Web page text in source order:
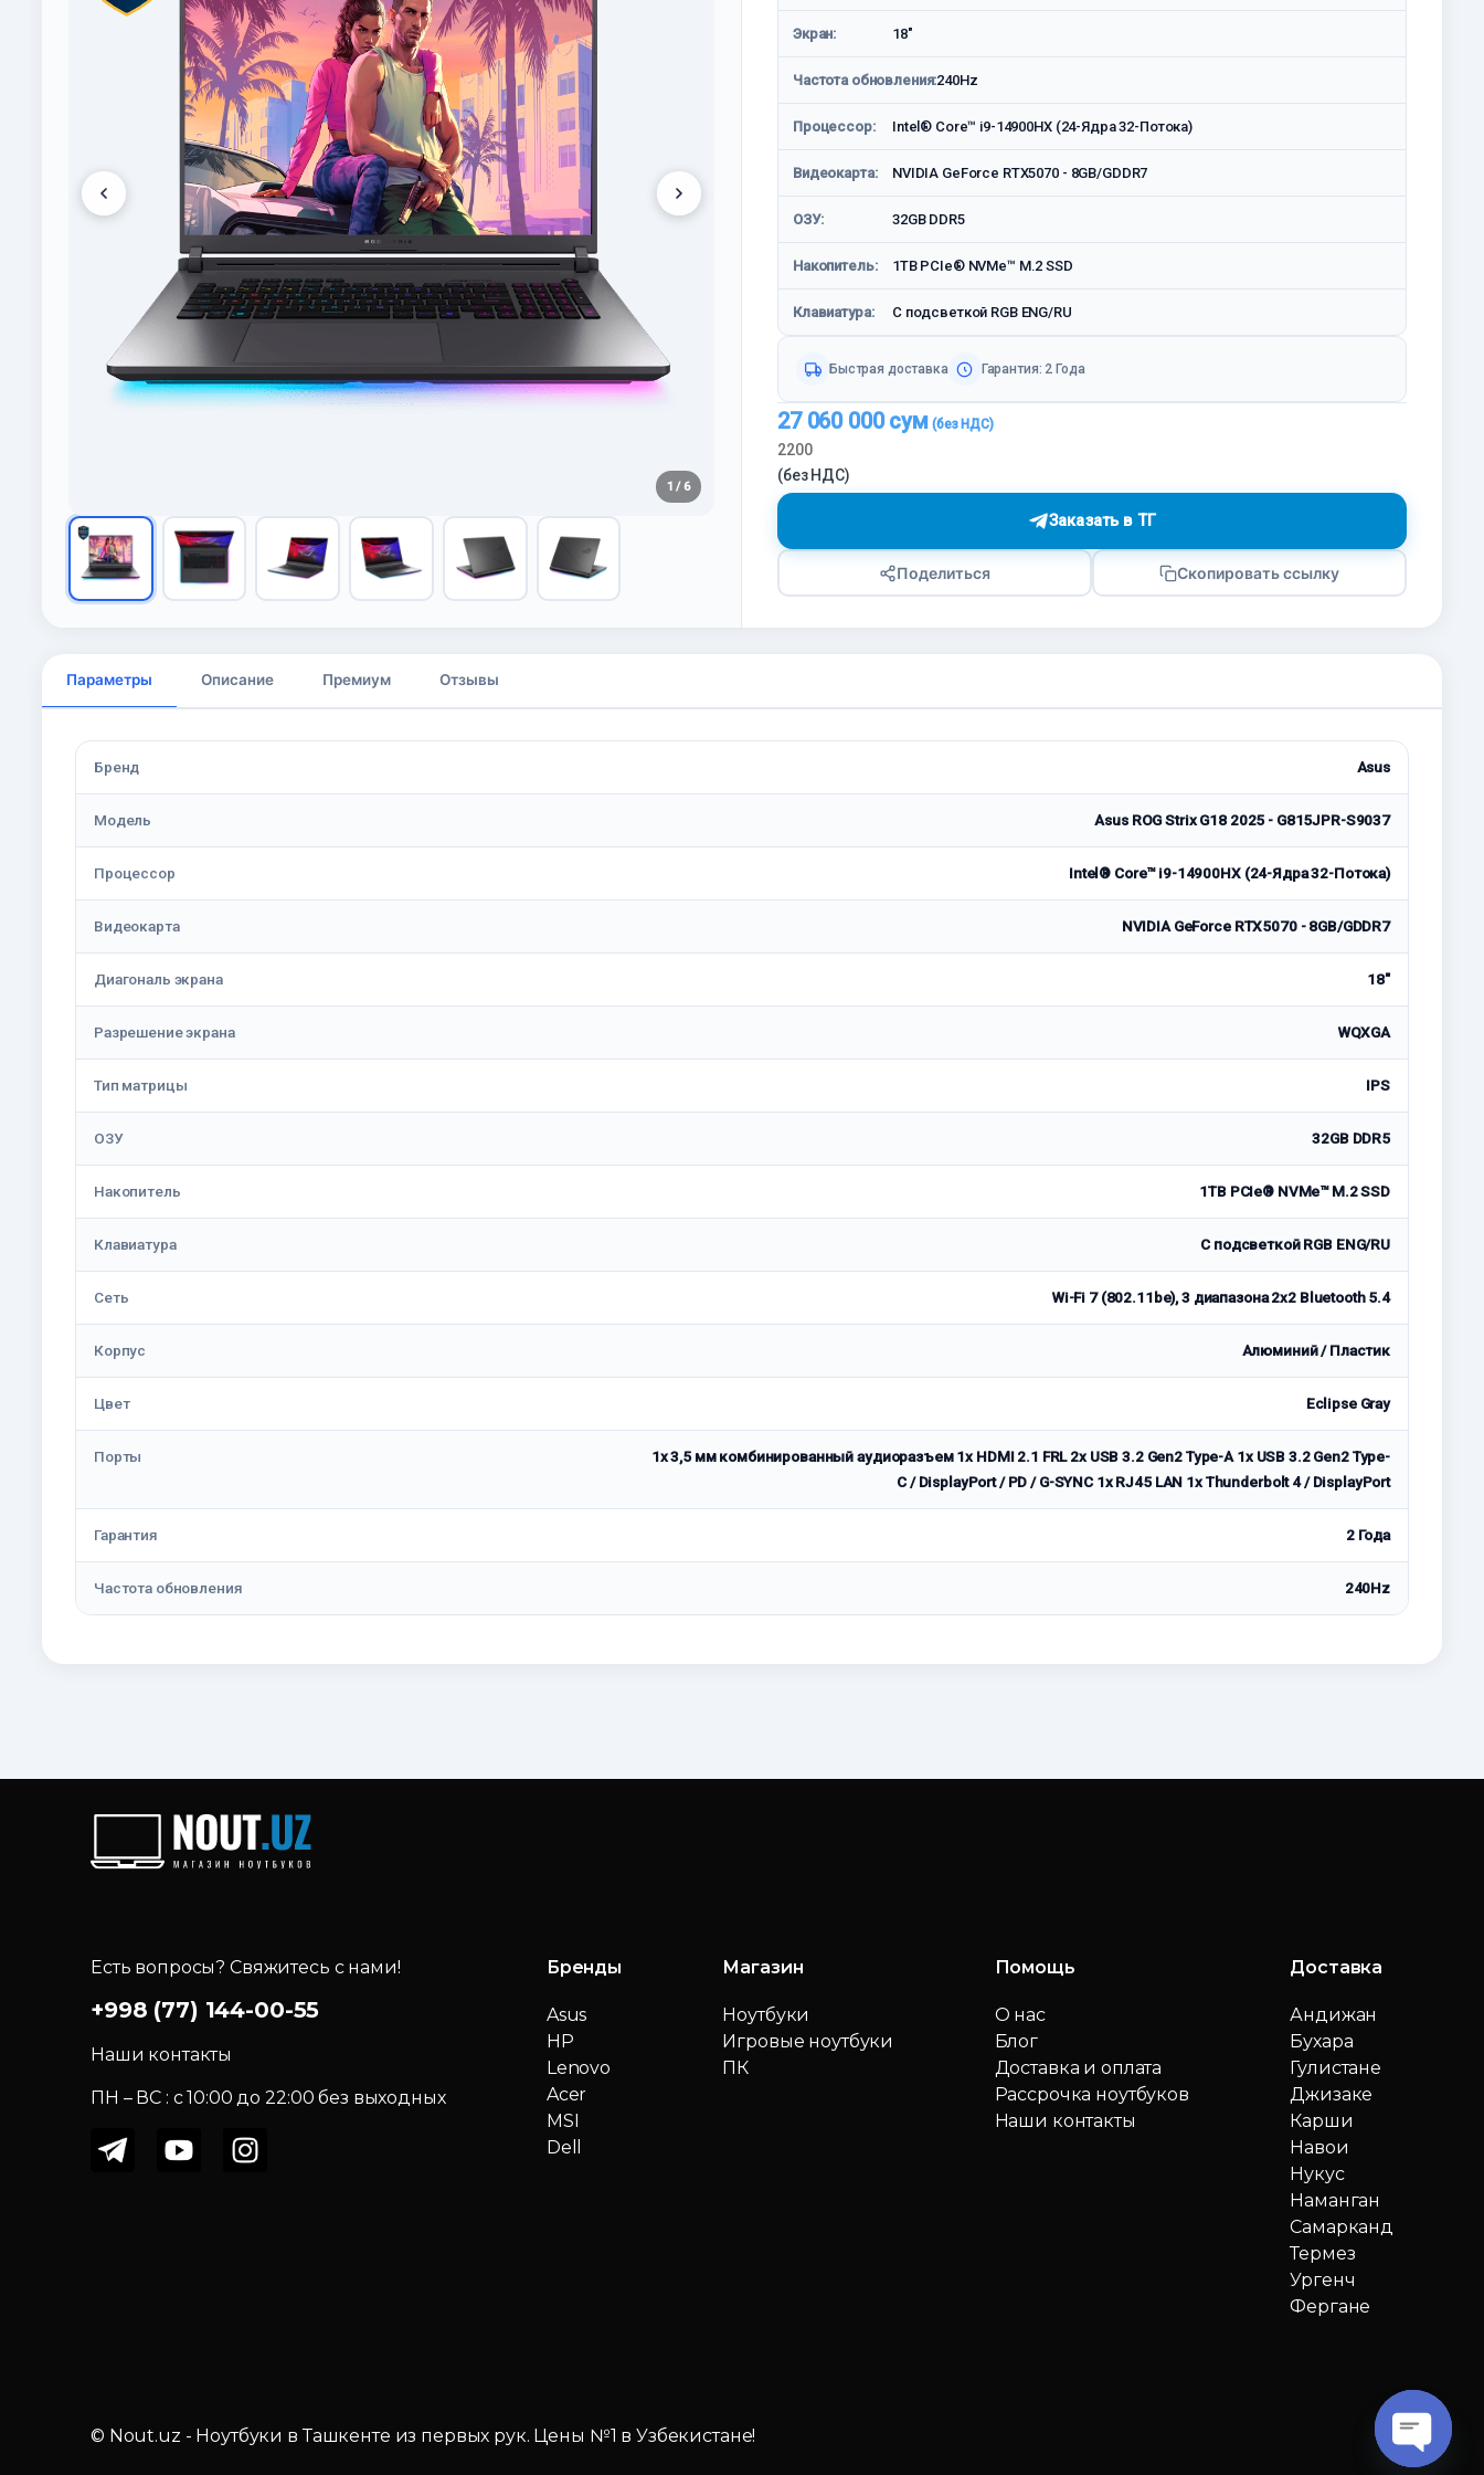
1 / 6
Экран: 18"
Частота обновления:240Hz
Процессор: Intel® Core™ i9-14900HX (24-Ядра 32-Потока)
Видеокарта: NVIDIA GeForce RTX5070 - 8GB/GDDR7
ОЗУ: 32GB DDR5
Накопитель: 1TB PCIe® NVMe™ M.2 SSD
Клавиатура: С подсветкой RGB ENG/RU
Быстрая доставка Гарантия: 2 Года
27 060 000сум
2200
(без НДС)
Заказать в ТГ
Поделиться Скопировать ссылку
Параметры Описание Премиум Отзывы
Бренд Asus
Модель Asus ROG Strix G18 2025 - G815JPR-S9037
Процессор Intel® Core™ i9-14900HX (24-Ядра 32-Потока)
Видеокарта NVIDIA GeForce RTX5070 - 8GB/GDDR7
Диагональ экрана 18"
Разрешение экрана WQXGA
Тип матрицы IPS
ОЗУ 32GB DDR5
Накопитель 1TB PCIe® NVMe™ M.2 SSD
Клавиатура С подсветкой RGB ENG/RU
Сеть Wi-Fi 7 (802.11be), 3 диапазона 2x2 Bluetooth 5.4
Корпус Алюминий / Пластик
Цвет Eclipse Gray
Порты
1x 3,5 мм комбинированный аудиоразъем 1x HDMI 2.1 FRL 2x USB 3.2 Gen2 Type-A 1x USB 3.2 Gen2 Type-
C / DisplayPort / PD / G-SYNC 1x RJ45 LAN 1x Thunderbolt 4 / DisplayPort
Гарантия 2 Года
Частота обновления 240Hz
Есть вопросы? Свяжитесь с нами!
+998 (77) 144-00-55
Наши контакты
ПН – ВС : c 10:00 до 22:00 без выходных
Бренды
Asus
HP
Lenovo
Acer
MSI
Dell
Магазин
Ноутбуки
Игровые ноутбуки
ПК
Помощь
О нас
Блог
Доставка и оплата
Рассрочка ноутбуков
Наши контакты
Доставка
Андижан
Бухара
Гулистане
Джизаке
Карши
Навои
Нукус
Наманган
Самарканд
Термез
Ургенч
Фергане
© Nout.uz - Ноутбуки в Ташкенте из первых рук. Цены №1 в Узбекистане!